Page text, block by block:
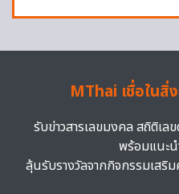
MThai เชื่อในสิ่
รับข่าวสารเลขมงคล สถิติเล
พร้อมแนะน
ลุ้นรับรางวัลจากกิจกรรมเสริ